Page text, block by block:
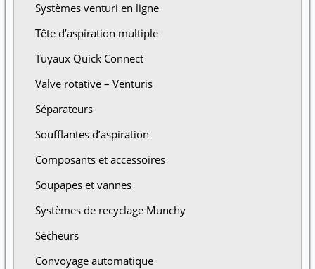
Systèmes venturi en ligne
Tête d’aspiration multiple
Tuyaux Quick Connect
Valve rotative – Venturis
Séparateurs
Soufflantes d’aspiration
Composants et accessoires
Soupapes et vannes
Systèmes de recyclage Munchy
Sécheurs
Convoyage automatique